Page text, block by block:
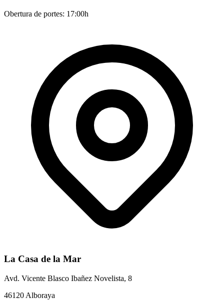
Obertura de portes: 17:00h
La Casa de la Mar
Avd. Vicente Blasco Ibañez Novelista, 8
46120 Alboraya